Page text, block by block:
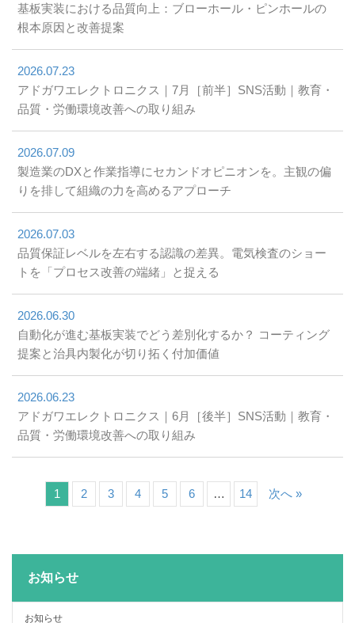
基板実装における品質向上：ブローホール・ピンホールの
根本原因と改善提案
2026.07.23
アドガワエレクトロニクス｜7月［前半］SNS活動｜教育・
品質・労働環境改善への取り組み
2026.07.09
製造業のDXと作業指導にセカンドオピニオンを。主観の偏
りを排して組織の力を高めるアプローチ
2026.07.03
品質保証レベルを左右する認識の差異。電気検査のショー
トを「プロセス改善の端緒」と捉える
2026.06.30
自動化が進む基板実装でどう差別化するか？ コーティング
提案と治具内製化が切り拓く付加価値
2026.06.23
アドガワエレクトロニクス｜6月［後半］SNS活動｜教育・
品質・労働環境改善への取り組み
1 2 3 4 5 6 … 14 次へ »
お知らせ
お知らせ